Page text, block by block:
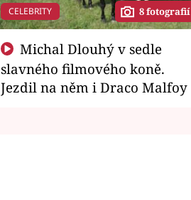
CELEBRITY 8 fotografií
slavného filmového koně.
Jezdil na něm i Draco Malfoy